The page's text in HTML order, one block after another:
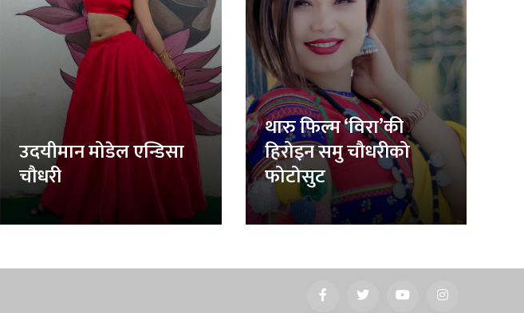
उदयीमान मोडेल एन्डिसा
चौधरी
थारु फिल्म ‘विरा’की
हिरोइन समु चौधरीको
फोटोसुट